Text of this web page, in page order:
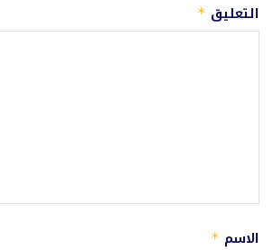
التعليق *
الاسم *